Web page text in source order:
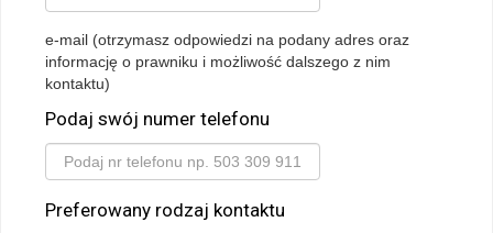
e-mail (otrzymasz odpowiedzi na podany adres oraz
informację o prawniku i możliwość dalszego z nim
kontaktu)
Podaj swój numer telefonu
Preferowany rodzaj kontaktu